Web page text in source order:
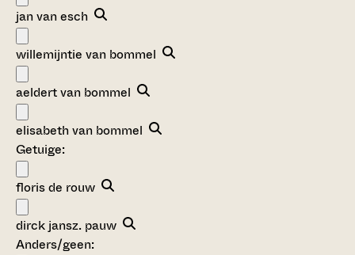
jan van esch
willemijntie van bommel
aeldert van bommel
elisabeth van bommel
Getuige:
floris de rouw
dirck jansz. pauw
Anders/geen: